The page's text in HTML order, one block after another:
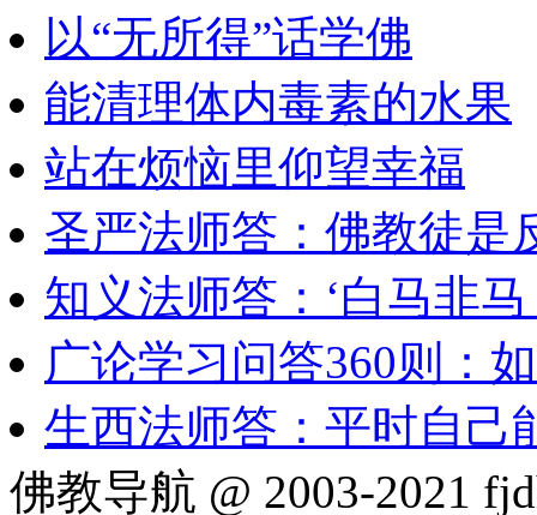
以“无所得”话学佛
能清理体内毒素的水果
站在烦恼里仰望幸福
圣严法师答：佛教徒是
知义法师答：‘白马非
广论学习问答360则：
生西法师答：平时自己
佛教导航 @ 2003-2021